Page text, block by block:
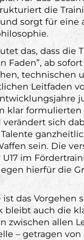
die
sorgt für
das, dass die
Faden”, ab
technischen
Leitfaden
klar
verändert sich
sein. Die
im
hierfür die
ist das
auch die
zwischen allen
– getragen